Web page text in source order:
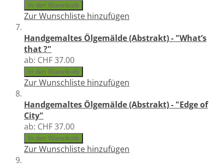
In den Warenkorb
Zur Wunschliste hinzufügen
Handgemaltes Ölgemälde (Abstrakt) - "What’s
that ?"
ab: CHF 37.00
In den Warenkorb
Zur Wunschliste hinzufügen
Handgemaltes Ölgemälde (Abstrakt) - "Edge of
City"
ab: CHF 37.00
In den Warenkorb
Zur Wunschliste hinzufügen